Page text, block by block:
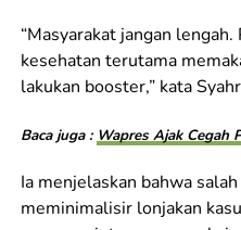
“Masyarakat jangan
kesehatan terutama
lakukan booster,” kata
Baca juga : Wapres Ajak Cegah
Ia menjelaskan bahwa
meminimalisir lonjakan